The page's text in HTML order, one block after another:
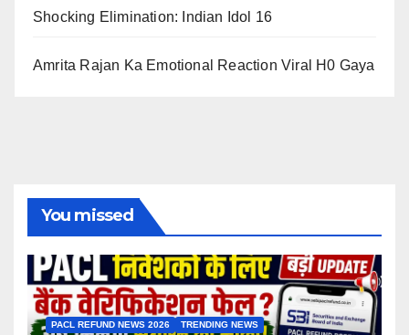
Shocking Elimination: Indian Idol 16
Amrita Rajan Ka Emotional Reaction Viral H0 Gaya
You missed
PACL REFUND NEWS 2026 TRENDING NEWS